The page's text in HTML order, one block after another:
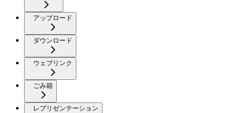
アップロード
ダウンロード
ウェブリンク
ごみ箱
レプリゼンテーション